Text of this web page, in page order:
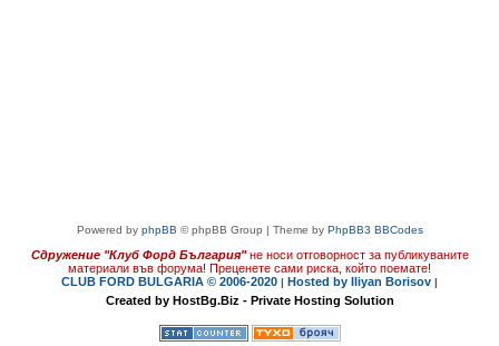
Powered by phpBB © phpBB Group | Theme by PhpBB3 BBCodes
Сдружение "Клуб Форд България" не носи отговорност за публикуваните
материали във форума! Преценете сами риска, който поемате!
CLUB FORD BULGARIA © 2006-2020 | Hosted by Iliyan Borisov |
Created by HostBg.Biz - Private Hosting Solution